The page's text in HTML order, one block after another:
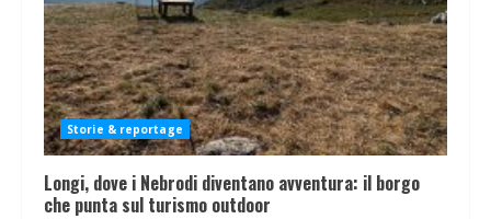
Storie & reportage
Longi, dove i Nebrodi diventano avventura: il borgo
che punta sul turismo outdoor